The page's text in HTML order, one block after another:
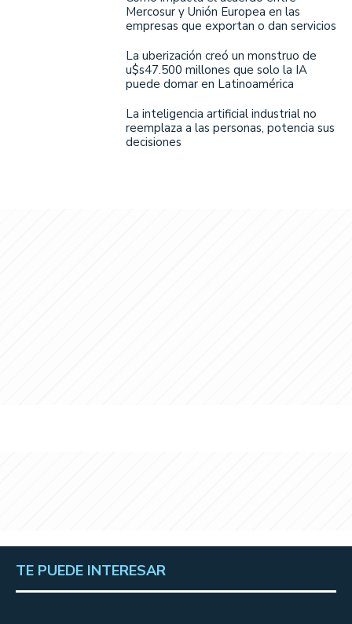
Mercosur y Unión Europea en las
empresas que exportan o dan servicios
La uberización creó un monstruo de
u$s47.500 millones que solo la IA
puede domar en Latinoamérica
La inteligencia artificial industrial no
reemplaza a las personas, potencia sus
decisiones
TE PUEDE INTERESAR